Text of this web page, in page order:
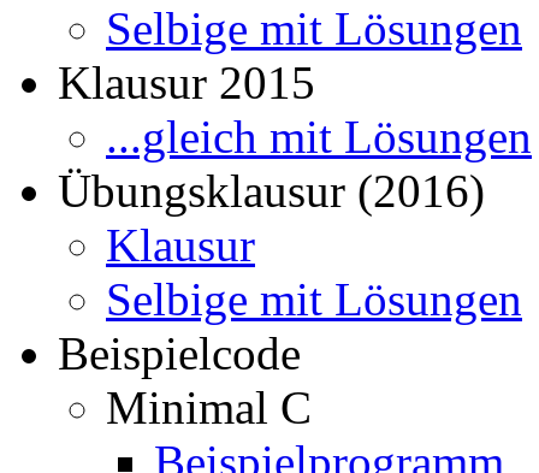
Selbige mit Lösungen
Klausur 2015
...gleich mit Lösungen
Übungsklausur (2016)
Klausur
Selbige mit Lösungen
Beispielcode
Minimal C
Beispielprogramm